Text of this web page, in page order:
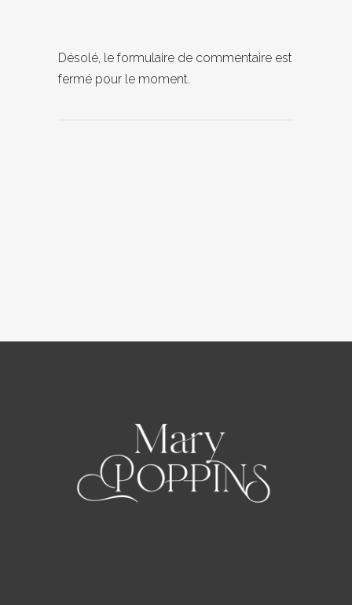
Désolé, le formulaire de commentaire est
fermé pour le moment.